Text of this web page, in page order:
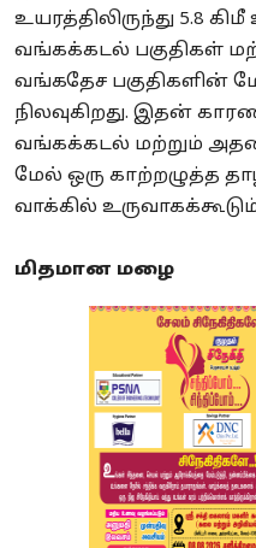
உயரத்திலிருந்து 5.8
வங்கக்கடல் பகுதிகள்
வங்கதேச பகுதிகளின்
நிலவுகிறது. இதன்
வங்கக்கடல் மற்றும்
மேல் ஒரு காற்றழுத்த
வாக்கில்
மிதமான மழை